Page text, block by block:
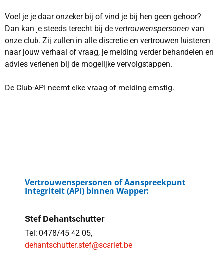
Voel je je daar onzeker bij of vind je bij hen geen gehoor?
Dan kan je steeds terecht bij de vertrouwenspersonen van
onze club. Zij zullen in alle discretie en vertrouwen luisteren
naar jouw verhaal of vraag, je melding verder behandelen en
advies verlenen bij de mogelijke vervolgstappen.
De Club-API neemt elke vraag of melding ernstig.
Vertrouwenspersonen of Aanspreekpunt
Integriteit (API) binnen Wapper:
Stef Dehantschutter
Tel: 0478/45 42 05,
dehantschutter.stef@scarlet.be